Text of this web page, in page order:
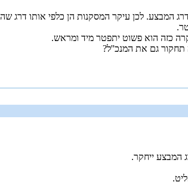
לכן עיקר המסקנות הן כלפי אותו דרג
כזה הוא פשוט יתפטר מיד ומראש.
גם את המנכ''ל?
המבצע ייחקר.